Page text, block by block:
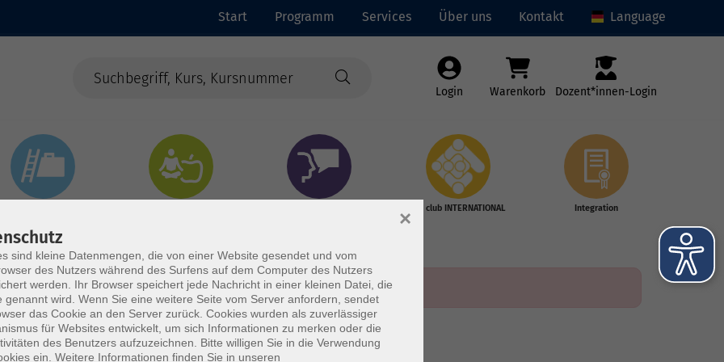
Start Programm Services Über uns Kontakt Language
Login Warenkorb Dozent*innen-Login
vhs club INTERNATIONAL Integration
sind kleine Datenmengen, die von einer Website gesendet und vom
des Nutzers während des Surfens auf dem Computer des Nutzers
werden. Ihr Browser speichert jede Nachricht in einer kleinen Datei, die
genannt wird. Wenn Sie eine weitere Seite vom Server anfordern, sendet
das Cookie an den Server zurück. Cookies wurden als zuverlässiger
für Websites entwickelt, um sich Informationen zu merken oder die
des Benutzers aufzuzeichnen. Bitte willigen Sie in die Verwendung
ein. Weitere Informationen finden Sie in unseren
×